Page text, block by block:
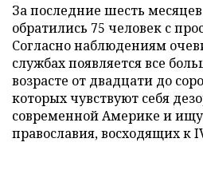
За последние шесть
обратились 75 человек с
Согласно наблюдениям
службах появляется все
возрасте от двадцати до
которых чувствуют себя
современной Америке и
православия, восходящих к